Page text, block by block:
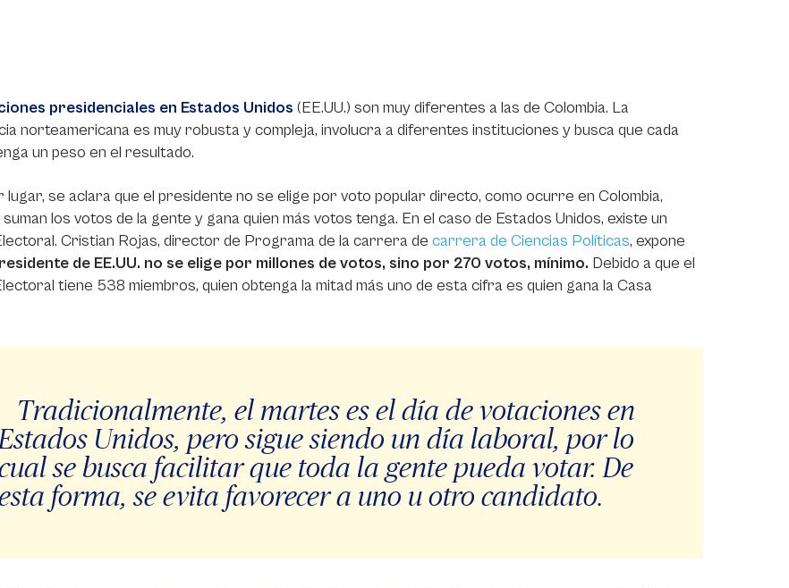
presidenciales en Estados Unidos (EE.UU.) son muy diferentes a las de Colombia. La
norteamericana es muy robusta y compleja, involucra a diferentes instituciones y busca que cada
un peso en el resultado.
lugar, se aclara que el presidente no se elige por voto popular directo, como ocurre en Colombia,
los votos de la gente y gana quien más votos tenga. En el caso de Estados Unidos, existe un
Cristian Rojas, director de Programa de la carrera de carrera de Ciencias Políticas, expone
de EE.UU. no se elige por millones de votos, sino por 270 votos, mínimo. Debido a que el
tiene 538 miembros, quien obtenga la mitad más uno de esta cifra es quien gana la Casa
Tradicionalmente, el martes es el día de votaciones en
Estados Unidos, pero sigue siendo un día laboral, por lo
se busca facilitar que toda la gente pueda votar. De
forma, se evita favorecer a uno u otro candidato.